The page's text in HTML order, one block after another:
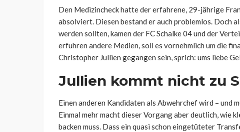
Den Medizincheck hatte der erfahrene, 29-jährige
absolviert. Diesen bestand er auch problemlos. Doch
werden sollten, kamen der FC Schalke 04 und der
erfuhren andere Medien, soll es vornehmlich um die
Christopher Jullien gegangen sein, sprich: ums liebe
Jullien kommt nicht zu
Einen anderen Kandidaten als Abwehrchef wird – und
Einmal mehr macht dieser Vorgang aber deutlich, wie
backen muss. Dass ein quasi schon eingetüteter